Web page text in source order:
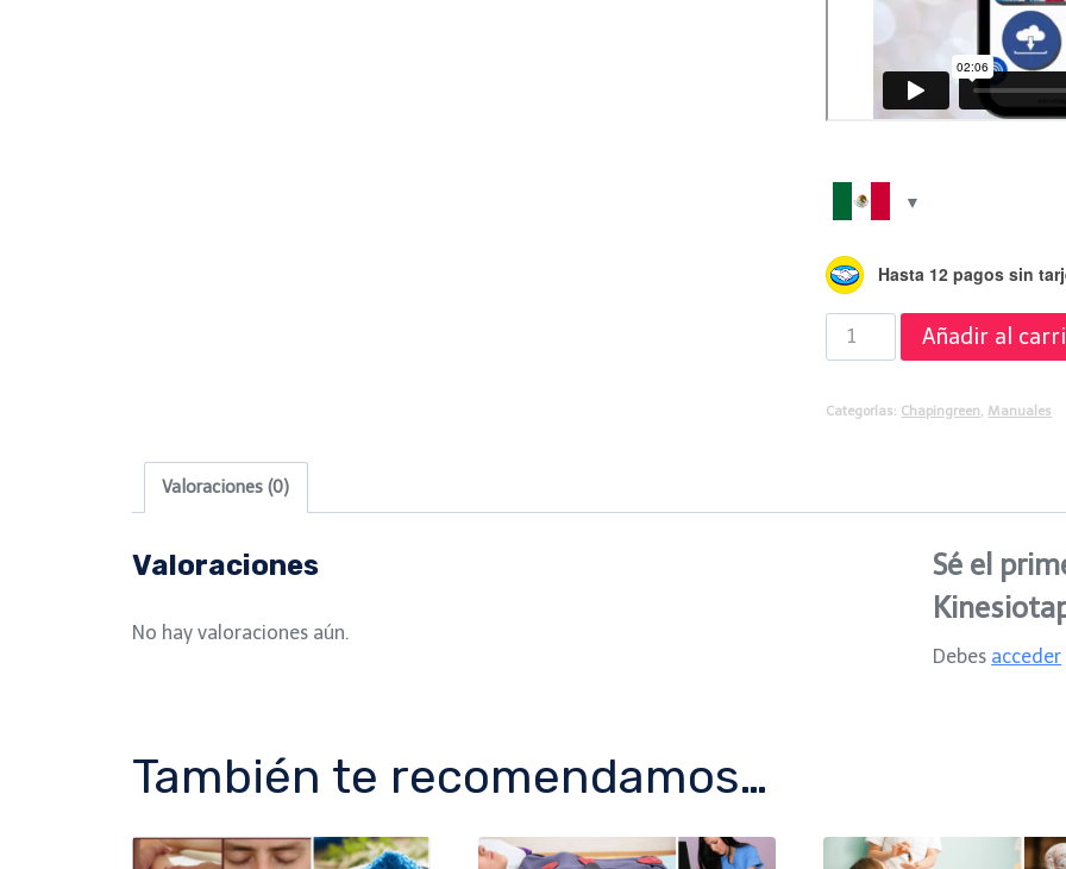
Hasta 12 pagos sin
Manual
de
Kinesiotape
Añadir al
Categorías: Chapingreen Manuales
Valoraciones (0)
Valoraciones
No hay valoraciones aún.
Sé el
Debes acceder
También te recomendamos…